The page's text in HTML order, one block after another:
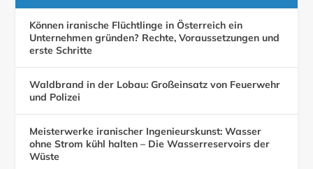
Können iranische Flüchtlinge in Österreich ein
Unternehmen gründen? Rechte, Voraussetzungen und
erste Schritte
Waldbrand in der Lobau: Großeinsatz von Feuerwehr
und Polizei
Meisterwerke iranischer Ingenieurskunst: Wasser
ohne Strom kühl halten – Die Wasserreservoirs der
Wüste